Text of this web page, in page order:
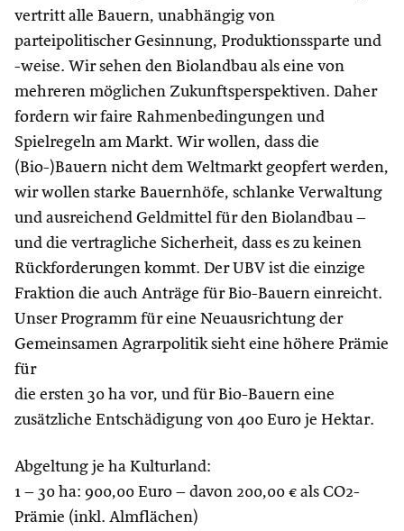
vertritt alle Bauern, unabhängig von
parteipolitischer Gesinnung, Produktionssparte und
-weise. Wir sehen den Biolandbau als eine von
mehreren möglichen Zukunftsperspektiven. Daher
fordern wir faire Rahmenbedingungen und
Spielregeln am Markt. Wir wollen, dass die
(Bio-)Bauern nicht dem Weltmarkt geopfert werden,
wir wollen starke Bauernhöfe, schlanke Verwaltung
und ausreichend Geldmittel für den Biolandbau –
und die vertragliche Sicherheit, dass es zu keinen
Rückforderungen kommt. Der UBV ist die einzige
Fraktion die auch Anträge für Bio-Bauern einreicht.
Unser Programm für eine Neuausrichtung der
Gemeinsamen Agrarpolitik sieht eine höhere Prämie
für
die ersten 30 ha vor, und für Bio-Bauern eine
zusätzliche Entschädigung von 400 Euro je Hektar.
Abgeltung je ha Kulturland:
1 – 30 ha: 900,00 Euro – davon 200,00 € als CO2-
Prämie (inkl. Almflächen)